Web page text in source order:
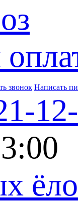
звонок Написать